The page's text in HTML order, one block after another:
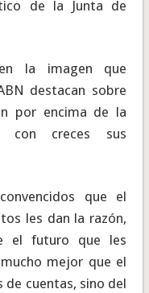
de la Junta de
la imagen que
destacan sobre
por encima de la
con creces sus
que el
les dan la razón,
el futuro que les
mejor que el
cuentas, sino del